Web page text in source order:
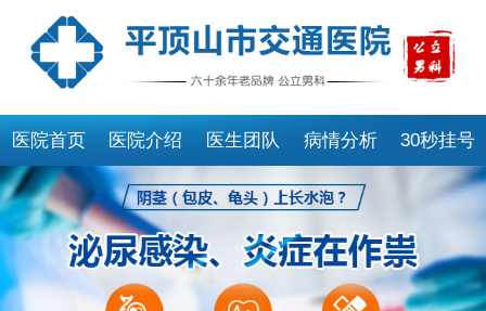
医院首页 医院介绍 医生团队 病情分析 30秒挂号